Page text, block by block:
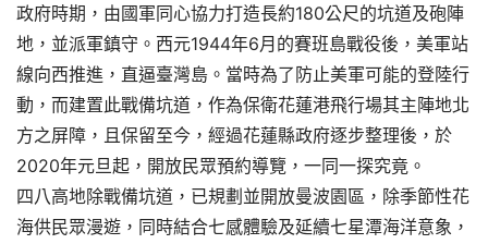
政府時期，由國軍同心協力打造長約180公尺的坑道及砲陣
地，並派軍鎮守。西元1944年6月的賽班島戰役後，美軍站
線向西推進，直逼臺灣島。當時為了防止美軍可能的登陸行
動，而建置此戰備坑道，作為保衛花蓮港飛行場其主陣地北
方之屏障，且保留至今，經過花蓮縣政府逐步整理後，於
2020年元旦起，開放民眾預約導覽，一同一探究竟。
四八高地除戰備坑道，已規劃並開放曼波園區，除季節性花
海供民眾漫遊，同時結合七感體驗及延續七星潭海洋意象，